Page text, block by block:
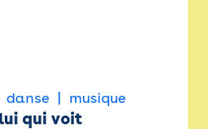
danse musique
qui voit